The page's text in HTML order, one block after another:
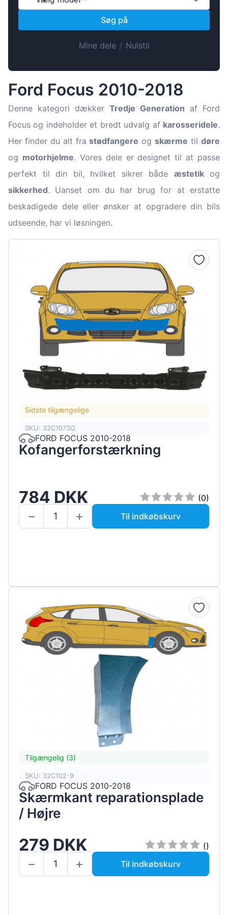
Lietuvių
Slovenian
Latvian
Slovenčina
Søg på
Mine dele/ Nulstil
Ford Focus 2010-2018
Denne kategori dækker Tredje Generation af Ford
Focus og indeholder et bredt udvalg af karosseridele.
Her finder du alt frastødfangere ogskærme tildøre
og motorhjelme. Vores dele er designet til at passe
perfekt til din bil, hvilket sikrer både æstetikog
sikkerhed. Uanset om du har brug for at erstatte
beskadigede dele eller ønsker at opgradere din bils
udseende, har vi løsningen.
Sidste tilgængelige
SKU: 32C1073Q
FORD FOCUS 2010-2018
Kofangerforstærkning
784 DKK
(0)
Til indkøbskurv
Tilgængelig (3)
SKU: 32C102-9
FORD FOCUS 2010-2018
Skærmkant reparationsplade
/ Højre
279 DKK
()
Til indkøbskurv